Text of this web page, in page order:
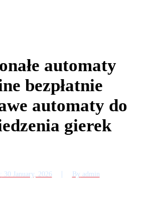
automaty
bezpłatnie
automaty do
gierek
30 January, 2026 By admin